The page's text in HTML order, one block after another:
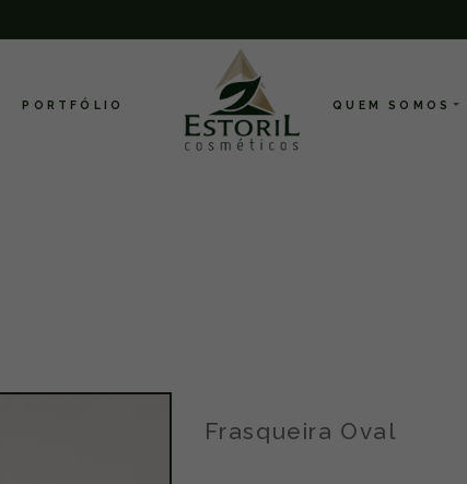
PORTFÓLIO QUEM SOMOS
Frasqueira Oval